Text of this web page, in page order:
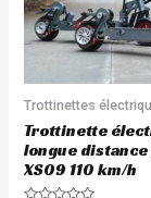
Trottinettes
Trottinette
longue distance
XS09 110 km/h